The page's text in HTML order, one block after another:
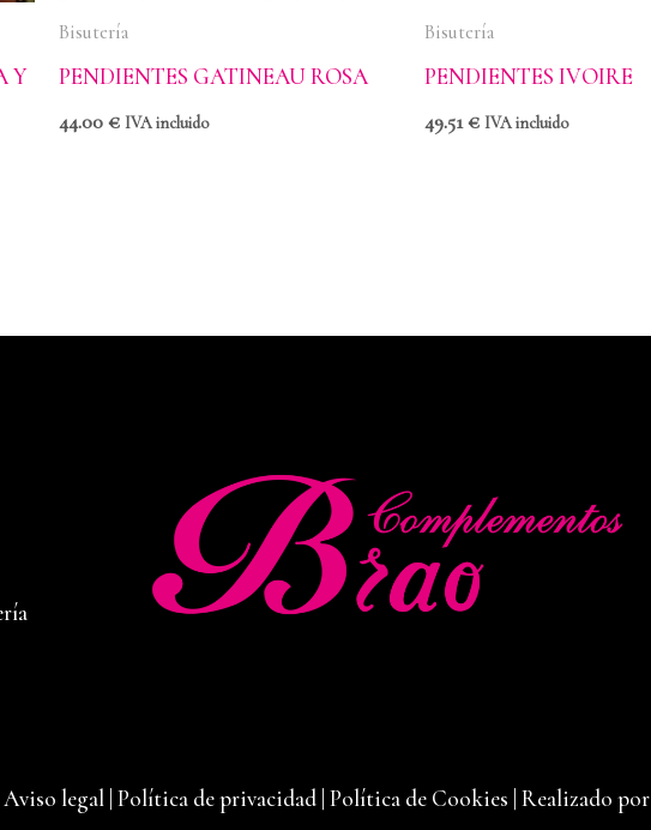
Y
Bisutería
PENDIENTES GATINEAU ROSA
44.00€ IVA incluido
Bisutería
PENDIENTES IVOIRE
49.51€ IVA incluido
Aviso legal Política de privacidad Política de Cookies Realizado por